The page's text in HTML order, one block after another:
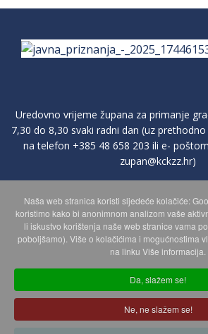
Uredovno vrijeme župana za primanje
7,30 do 8,30 svaki radni dan (uz
na telefon +385 48 658 203 ili e-
zupan@kckzz.hr)
POLITIKA ZAŠTITE PRIVATNOSTI
MAPA WEBA
Copyright © 2026 Koprivničko -
zadržana.
Naša web stranica koristi sljedeće kolačiće:
koristimo kako bi anonimnom analizom vaše
li iskustvo korištenja naše web stranice vama
poboljšamo). Više o kolačićima i mogućnostima
na linku Više informacija.
Da, slažem se!
Ne, ne slažem se!